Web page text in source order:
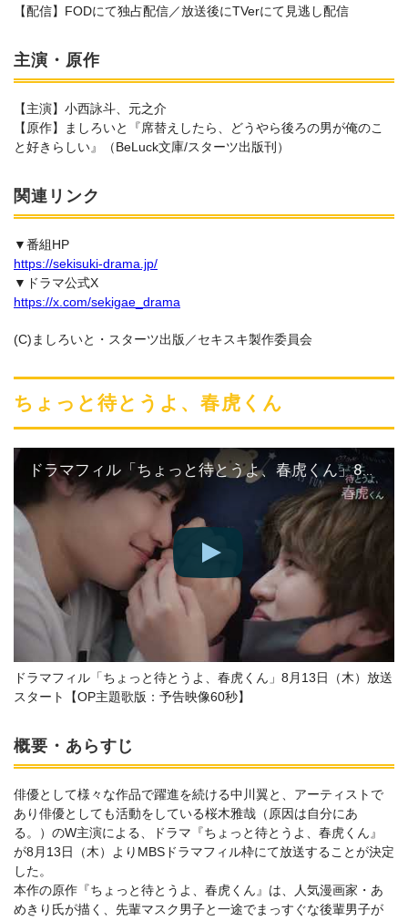
【配信】FODにて独占配信／放送後にTVerにて見逃し配信
主演・原作
【主演】小西詠斗、元之介
【原作】ましろいと『席替えしたら、どうやら後ろの男が俺のこ
と好きらしい』（BeLuck文庫/スターツ出版刊）
関連リンク
▼番組HP
https://sekisuki-drama.jp/
▼ドラマ公式X
https://x.com/sekigae_drama
(C)ましろいと・スターツ出版／セキスキ製作委員会
ちょっと待とうよ、春虎くん
ドラマフィル「ちょっと待とうよ、春虎くん」8月13日（木）放送スタート【OP主題歌版：予告映像60秒】
ドラマフィル「ちょっと待とうよ、春虎くん」8月13日（木）放送
スタート【OP主題歌版：予告映像60秒】
概要・あらすじ
俳優として様々な作品で躍進を続ける中川翼と、アーティストで
あり俳優としても活動をしている桜木雅哉（原因は自分にあ
る。）のW主演による、ドラマ『ちょっと待とうよ、春虎くん』
が8月13日（木）よりMBSドラマフィル枠にて放送することが決定
した。
本作の原作『ちょっと待とうよ、春虎くん』は、人気漫画家・あ
めきり氏が描く、先輩マスク男子と一途でまっすぐな後輩男子が